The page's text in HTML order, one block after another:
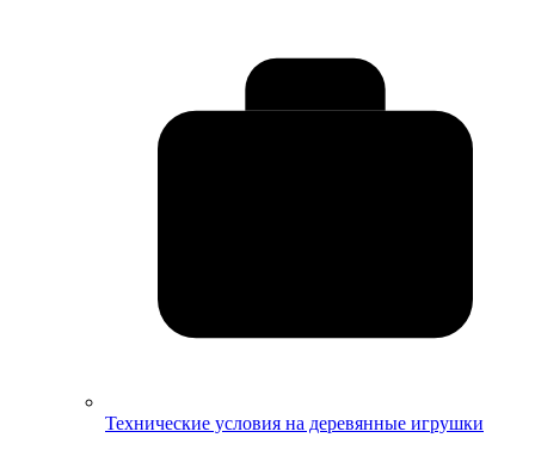
Технические условия на деревянные игрушки